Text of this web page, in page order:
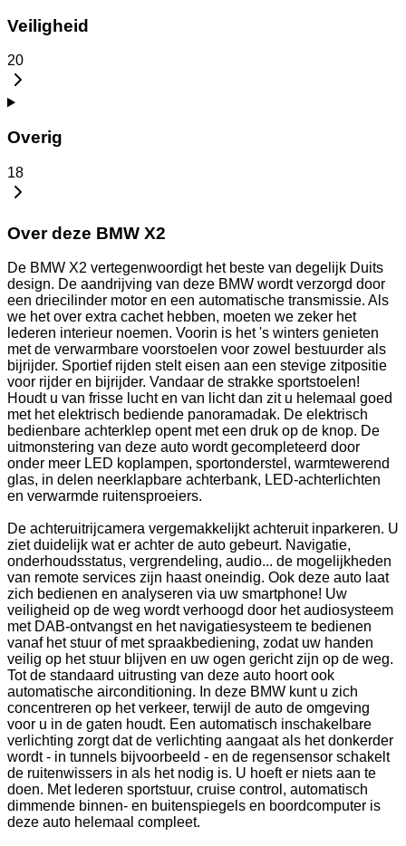
Veiligheid
20
Overig
18
Over deze BMW X2
De BMW X2 vertegenwoordigt het beste van degelijk Duits
design. De aandrijving van deze BMW wordt verzorgd door
een driecilinder motor en een automatische transmissie. Als
we het over extra cachet hebben, moeten we zeker het
lederen interieur noemen. Voorin is het 's winters genieten
met de verwarmbare voorstoelen voor zowel bestuurder als
bijrijder. Sportief rijden stelt eisen aan een stevige zitpositie
voor rijder en bijrijder. Vandaar de strakke sportstoelen!
Houdt u van frisse lucht en van licht dan zit u helemaal goed
met het elektrisch bediende panoramadak. De elektrisch
bedienbare achterklep opent met een druk op de knop. De
uitmonstering van deze auto wordt gecompleteerd door
onder meer LED koplampen, sportonderstel, warmtewerend
glas, in delen neerklapbare achterbank, LED-achterlichten
en verwarmde ruitensproeiers.
De achteruitrijcamera vergemakkelijkt achteruit inparkeren. U
ziet duidelijk wat er achter de auto gebeurt. Navigatie,
onderhoudsstatus, vergrendeling, audio... de mogelijkheden
van remote services zijn haast oneindig. Ook deze auto laat
zich bedienen en analyseren via uw smartphone! Uw
veiligheid op de weg wordt verhoogd door het audiosysteem
met DAB-ontvangst en het navigatiesysteem te bedienen
vanaf het stuur of met spraakbediening, zodat uw handen
veilig op het stuur blijven en uw ogen gericht zijn op de weg.
Tot de standaard uitrusting van deze auto hoort ook
automatische airconditioning. In deze BMW kunt u zich
concentreren op het verkeer, terwijl de auto de omgeving
voor u in de gaten houdt. Een automatisch inschakelbare
verlichting zorgt dat de verlichting aangaat als het donkerder
wordt - in tunnels bijvoorbeeld - en de regensensor schakelt
de ruitenwissers in als het nodig is. U hoeft er niets aan te
doen. Met lederen sportstuur, cruise control, automatisch
dimmende binnen- en buitenspiegels en boordcomputer is
deze auto helemaal compleet.